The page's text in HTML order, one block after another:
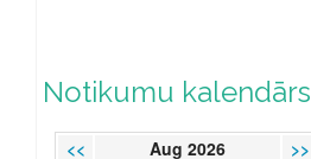
Notikumu kalendārs
<< Aug 2026
>>